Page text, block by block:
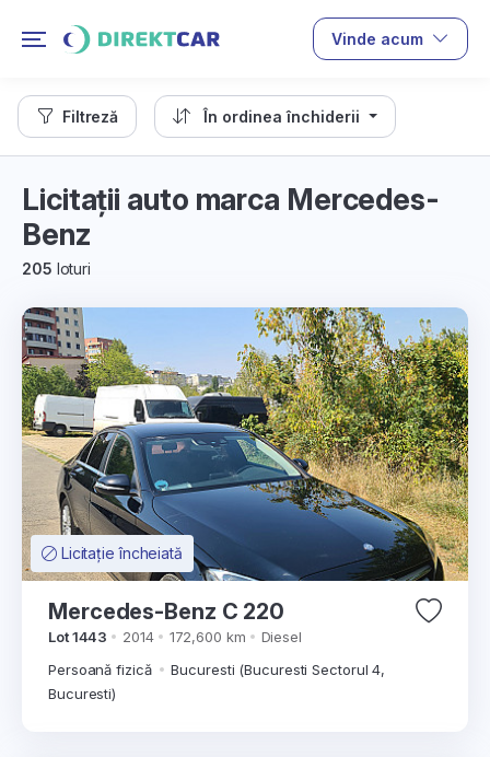
Vinde acum
Filtreză În ordinea închiderii
Licitații auto marca Mercedes-
Benz
205 loturi
Licitație încheiată
Mercedes-Benz C 220
Lot 1443 2014 172,600 km
Diesel
Persoană fizică
Bucuresti (Bucuresti Sectorul 4,
Bucuresti)